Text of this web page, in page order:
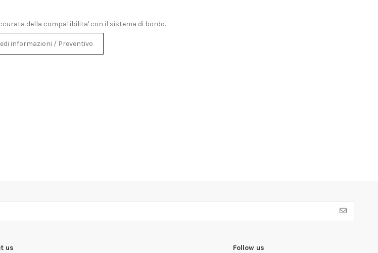
della compatibilita' con il sistema di bordo.
informazioni / Preventivo
us Follow us